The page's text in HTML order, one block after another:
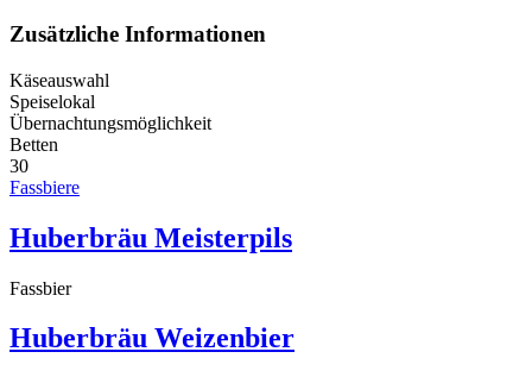
Zusätzliche Informationen
Käseauswahl
Speiselokal
Übernachtungsmöglichkeit
Betten
30
Fassbiere
Huberbräu Meisterpils
Fassbier
Huberbräu Weizenbier